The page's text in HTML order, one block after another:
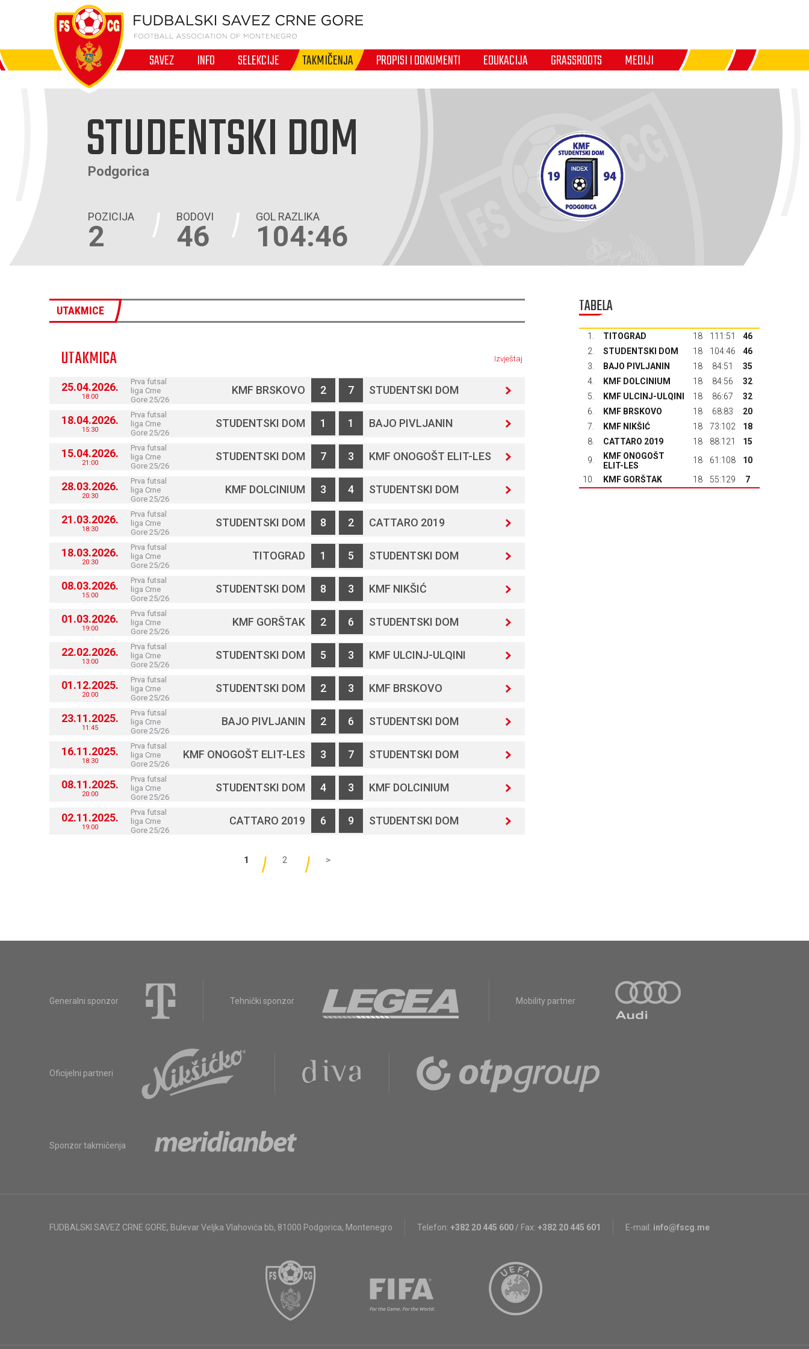
SAVEZ INFO SELEKCIJE TAKMIČENJA PROPISI I DOKUMENTI EDUKACIJA GRASSROOTS MEDIJI
STUDENTSKI DOM
Podgorica
POZICIJA
2
BODOVI
46
GOL RAZLIKA
104:46
UTAKMICE
UTAKMICA Izvještaj
25.04.2026.
18:00
Prva futsal
liga Crne
Gore 25/26
KMF BRSKOVO 2 7 STUDENTSKI DOM
18.04.2026.
15:30
Prva futsal
liga Crne
Gore 25/26
STUDENTSKI DOM 1 1 BAJO PIVLJANIN
15.04.2026.
21:00
Prva futsal
liga Crne
Gore 25/26
STUDENTSKI DOM 7 3 KMF ONOGOŠT ELIT-LES
28.03.2026.
20:30
Prva futsal
liga Crne
Gore 25/26
KMF DOLCINIUM 3 4 STUDENTSKI DOM
21.03.2026.
18:30
Prva futsal
liga Crne
Gore 25/26
STUDENTSKI DOM 8 2 CATTARO 2019
18.03.2026.
20:30
Prva futsal
liga Crne
Gore 25/26
TITOGRAD 1 5 STUDENTSKI DOM
08.03.2026.
15:00
Prva futsal
liga Crne
Gore 25/26
STUDENTSKI DOM 8 3 KMF NIKŠIĆ
01.03.2026.
19:00
Prva futsal
liga Crne
Gore 25/26
KMF GORŠTAK 2 6 STUDENTSKI DOM
22.02.2026.
13:00
Prva futsal
liga Crne
Gore 25/26
STUDENTSKI DOM 5 3 KMF ULCINJ-ULQINI
01.12.2025.
20:00
Prva futsal
liga Crne
Gore 25/26
STUDENTSKI DOM 2 3 KMF BRSKOVO
23.11.2025.
11:45
Prva futsal
liga Crne
Gore 25/26
BAJO PIVLJANIN 2 6 STUDENTSKI DOM
16.11.2025.
18:30
Prva futsal
liga Crne
Gore 25/26
KMF ONOGOŠT ELIT-LES 3 7 STUDENTSKI DOM
08.11.2025.
20:00
Prva futsal
liga Crne
Gore 25/26
STUDENTSKI DOM 4 3 KMF DOLCINIUM
02.11.2025.
19:00
Prva futsal
liga Crne
Gore 25/26
CATTARO 2019 6 9 STUDENTSKI DOM
1 2 >
TABELA
1. TITOGRAD 18 111:51
46
2.
STUDENTSKI DOM 18 104:46
46
3.
BAJO PIVLJANIN 18 84:51
35
4.
KMF DOLCINIUM 18 84:56
32
5.
KMF ULCINJ-ULQINI 18 86:67
32
6.
KMF BRSKOVO 18 68:83
20
7.
KMF NIKŠIĆ 18 73:102
18
8.
CATTARO 2019 18 88:121
15
9.
KMF ONOGOŠT
ELIT-LES
18 61:108
10
10.
KMF GORŠTAK 18 55:129 7
Generalni sponzor Tehnički sponzor Mobility partner
Oficijelni partneri
Sponzor takmičenja
FUDBALSKI SAVEZ CRNE GORE, Bulevar Veljka Vlahovića bb, 81000 Podgorica, Montenegro Telefon: +382 20 445 600 / Fax: +382 20 445 601 E-mail: info@fscg.me